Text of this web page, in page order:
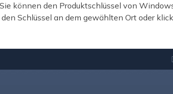
können den Produktschlüssel von
Schlüssel an dem gewählten Ort oder